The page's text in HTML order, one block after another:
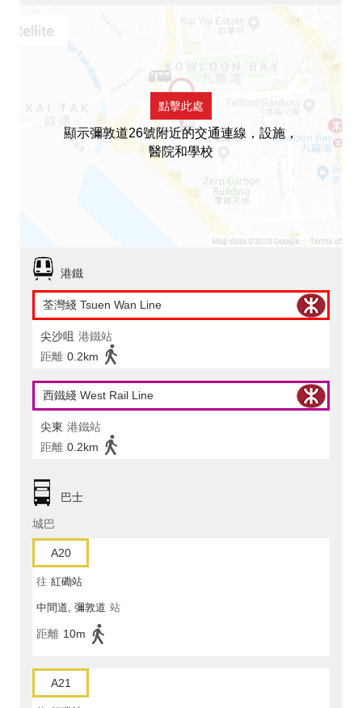
點擊此處
顯示彌敦道26號附近的交通連線，設施，
醫院和學校
港鐵
荃灣綫 Tsuen Wan Line
尖沙咀 港鐵站
距離 0.2km
西鐵綫 West Rail Line
尖東 港鐵站
距離 0.2km
巴士
城巴
A20
往 紅磡站
中間道, 彌敦道 站
距離 10m
A21